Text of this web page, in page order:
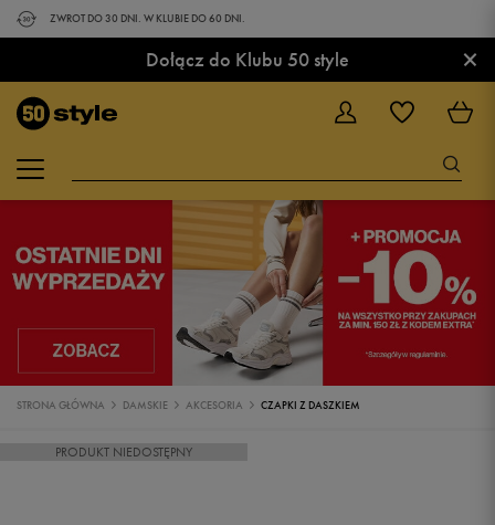
ZWROT DO 30 DNI. W KLUBIE DO 60 DNI.
Dołącz do Klubu 50 style ×
STRONA GŁÓWNA DAMSKIE AKCESORIA CZAPKI Z DASZKIEM
PRODUKT NIEDOSTĘPNY